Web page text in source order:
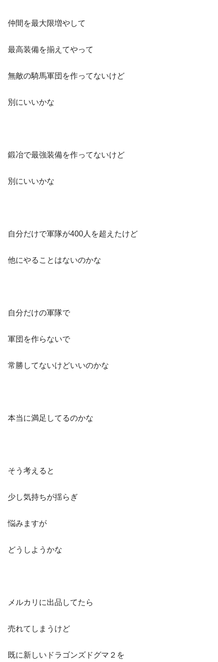
仲間を最大限増やして
最高装備を揃えてやって
無敵の騎馬軍団を作ってないけど
別にいいかな
鍛冶で最強装備を作ってないけど
別にいいかな
自分だけで軍隊が400人を超えたけど
他にやることはないのかな
自分だけの軍隊で
軍団を作らないで
常勝してないけどいいのかな
本当に満足してるのかな
そう考えると
少し気持ちが揺らぎ
悩みますが
どうしようかな
メルカリに出品してたら
売れてしまうけど
既に新しいドラゴンズドグマ２を